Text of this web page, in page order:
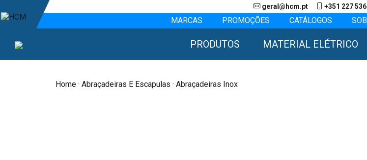
geral@hcm.pt +351 227
MARCAS
PROMOÇÕES CATÁLOGOS
PRODUTOS MATERIAL ELÉTRICO
Home· Abraçadeiras E Escapulas · Abraçadeiras Inox